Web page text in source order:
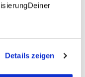
Details zeigen